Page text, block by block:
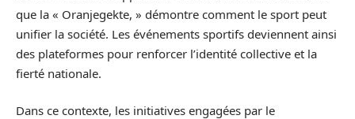
que la « Oranjegekte, » démontre comment le sport peut
unifier la société. Les événements sportifs deviennent ainsi
des plateformes pour renforcer l’identité collective et la
fierté nationale.
Dans ce contexte, les initiatives engagées par le